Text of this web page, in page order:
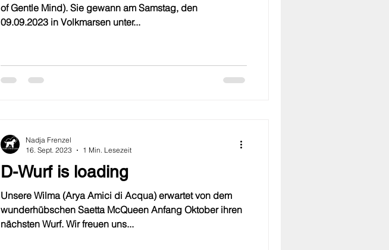
of Gentle Mind). Sie gewann am Samstag, den
09.09.2023 in Volkmarsen unter...
D-Wurf is loading
Unsere Wilma (Arya Amici di Acqua) erwartet von dem
wunderhübschen Saetta McQueen Anfang Oktober ihren
nächsten Wurf. Wir freuen uns...
Nadja Frenzel
16. Sept. 2023
1 Min. Lesezeit